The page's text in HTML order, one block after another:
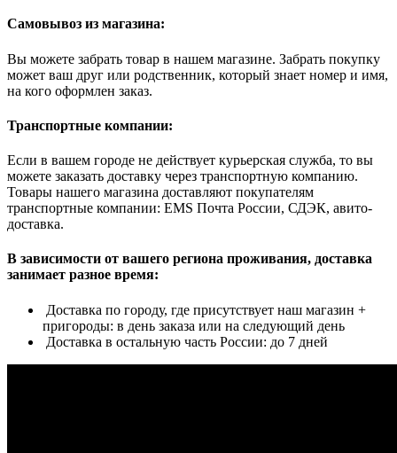
Самовывоз из магазина:
Вы можете забрать товар в нашем магазине. Забрать покупку
может ваш друг или родственник, который знает номер и имя,
на кого оформлен заказ.
Транспортные компании:
Если в вашем городе не действует курьерская служба, то вы
можете заказать доставку через транспортную компанию.
Товары нашего магазина доставляют покупателям
транспортные компании: EMS Почта России, СДЭК, авито-
доставка.
В зависимости от вашего региона проживания, доставка
занимает разное время:
Доставка по городу, где присутствует наш магазин +
пригороды: в день заказа или на следующий день
Доставка в остальную часть России: до 7 дней